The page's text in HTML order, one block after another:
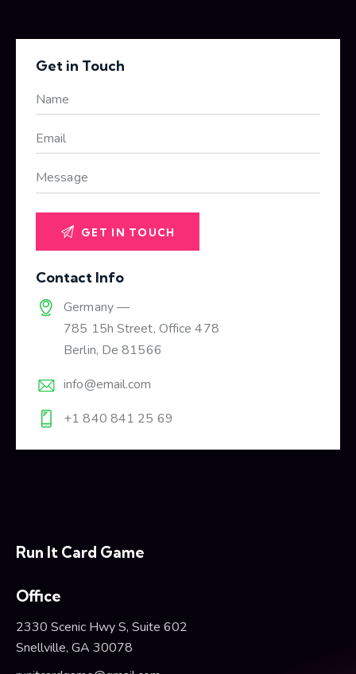
Get in Touch
Contact Info
Germany —
785 15h Street, Office 478
Berlin, De 81566
info@email.com
+1 840 841 25 69
Run It Card Game
Office
2330 Scenic Hwy S, Suite 602
Snellville, GA 30078